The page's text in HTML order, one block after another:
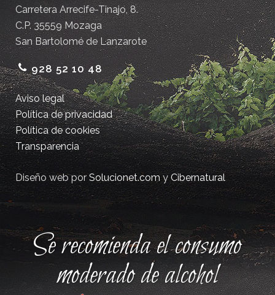
Carretera Arrecife-Tinajo, 8.
C.P. 35559 Mozaga
San Bartolomé de Lanzarote
928 52 10 48
Aviso legal
Política de privacidad
Política de cookies
Transparencia
Diseño web porSolucionet.comyCibernatural
Se recomienda el consumo
moderado de alcohol